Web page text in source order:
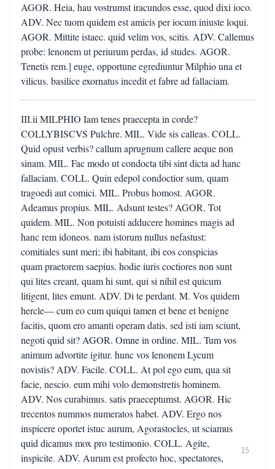
AGOR. Heia, hau vostrumst iracundos esse, quod dixi ioco.
ADV. Nec tuom quidem est amicis per iocum iniuste loqui.
AGOR. Mittite istaec. quid velim vos, scitis. ADV. Callemus
probe: lenonem ut periurum perdas, id studes. AGOR.
Tenetis rem.] euge, opportune egrediuntur Milphio una et
vilicus. basilice exornatus incedit et fabre ad fallaciam.
III.ii MILPHIO Iam tenes praecepta in corde?
COLLYBISCVS Pulchre. MIL. Vide sis calleas. COLL.
Quid opust verbis? callum aprugnum callere aeque non
sinam. MIL. Fac modo ut condocta tibi sint dicta ad hanc
fallaciam. COLL. Quin edepol condoctior sum, quam
tragoedi aut comici. MIL. Probus homost. AGOR.
Adeamus propius. MIL. Adsunt testes? AGOR. Tot
quidem. MIL. Non potuisti adducere homines magis ad
hanc rem idoneos. nam istorum nullus nefastust:
comitiales sunt meri; ibi habitant, ibi eos conspicias
quam praetorem saepius. hodie iuris coctiores non sunt
qui lites creant, quam hi sunt, qui si nihil est quicum
litigent, lites emunt. ADV. Di te perdant. M. Vos quidem
hercle— cum eo cum quiqui tamen et bene et benigne
facitis, quom ero amanti operam datis. sed isti iam sciunt,
negoti quid sit? AGOR. Omne in ordine. MIL. Tum vos
animum advortite igitur. hunc vos lenonem Lycum
novistis? ADV. Facile. COLL. At pol ego eum, qua sit
facie, nescio. eum mihi volo demonstretis hominem.
ADV. Nos curabimus. satis praeceptumst. AGOR. Hic
trecentos nummos numeratos habet. ADV. Ergo nos
inspicere oportet istuc aurum, Agorastocles, ut sciamus
quid dicamus mox pro testimonio. COLL. Agite,
inspicite. ADV. Aurum est profecto hoc, spectatores,
15